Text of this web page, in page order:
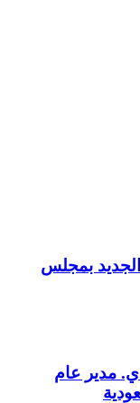
بمجلس
مدير عام